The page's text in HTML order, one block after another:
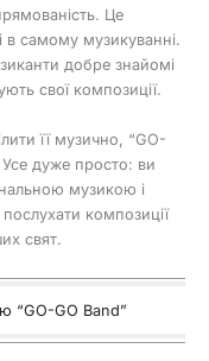
Це
в самому музикуванні.
добре знайомі
свої композиції.
її музично, “GO-
дуже просто: ви
музикою і
композиції
свят.
“GO-GO Band”